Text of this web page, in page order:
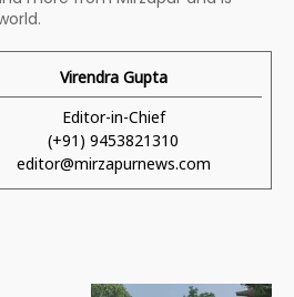
Virendra Gupta
Editor-in-Chief
(+91) 9453821310
editor@mirzapurnews.com